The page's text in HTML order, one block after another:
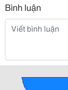
Bình luận